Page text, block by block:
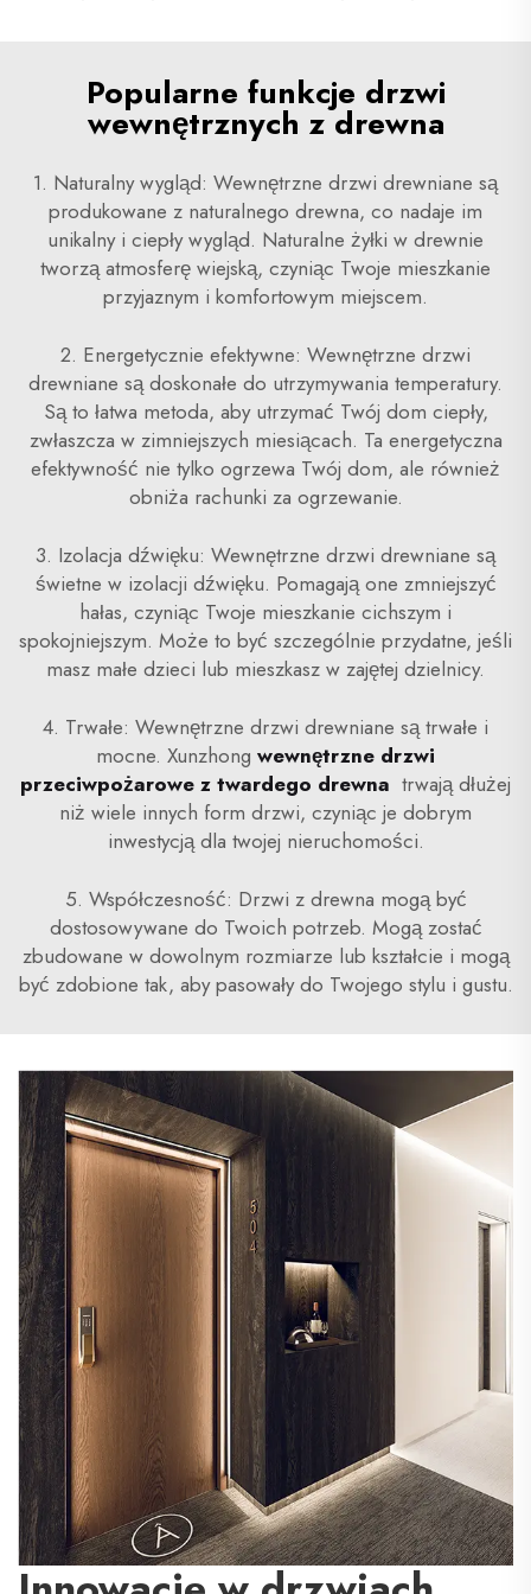
Popularne funkcje drzwi
wewnętrznych z drewna
1. Naturalny wygląd: Wewnętrzne drzwi drewniane są
produkowane z naturalnego drewna, co nadaje im
unikalny i ciepły wygląd. Naturalne żyłki w drewnie
tworzą atmosferę wiejską, czyniąc Twoje mieszkanie
przyjaznym i komfortowym miejscem.
2. Energetycznie efektywne: Wewnętrzne drzwi
drewniane są doskonałe do utrzymywania temperatury.
Są to łatwa metoda, aby utrzymać Twój dom ciepły,
zwłaszcza w zimniejszych miesiącach. Ta energetyczna
efektywność nie tylko ogrzewa Twój dom, ale również
obniża rachunki za ogrzewanie.
3. Izolacja dźwięku: Wewnętrzne drzwi drewniane są
świetne w izolacji dźwięku. Pomagają one zmniejszyć
hałas, czyniąc Twoje mieszkanie cichszym i
spokojniejszym. Może to być szczególnie przydatne, jeśli
masz małe dzieci lub mieszkasz w zajętej dzielnicy.
4. Trwałe: Wewnętrzne drzwi drewniane są trwałe i
mocne. Xunzhong wewnętrzne drzwi
przeciwpożarowe z twardego drewna trwają dłużej
niż wiele innych form drzwi, czyniąc je dobrym
inwestycją dla twojej nieruchomości.
5. Współczesność: Drzwi z drewna mogą być
dostosowywane do Twoich potrzeb. Mogą zostać
zbudowane w dowolnym rozmiarze lub kształcie i mogą
być zdobione tak, aby pasowały do Twojego stylu i gustu.